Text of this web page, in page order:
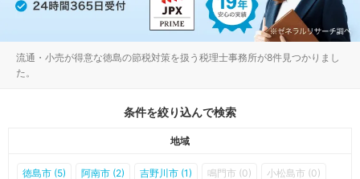
流通・小売が得意な徳島の節税対策を扱う税理士事務所が8件見つかりまし
た。
条件を絞り込んで検索
地域
徳島市 (5) 阿南市 (2) 吉野川市 (1) 鳴門市 (0) 小松島市 (0)